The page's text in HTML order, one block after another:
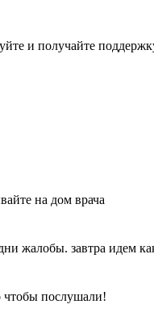
и получайте
на дом врача
жалобы. завтра идем
чтобы послушали!